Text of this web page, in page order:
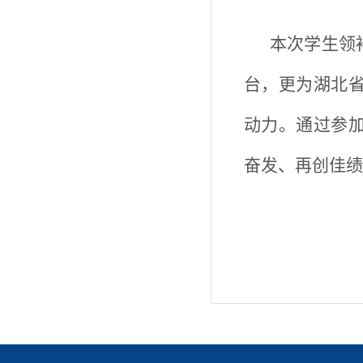
本次学生领
台，更为湖北
动力。通过参
奋发、再创佳